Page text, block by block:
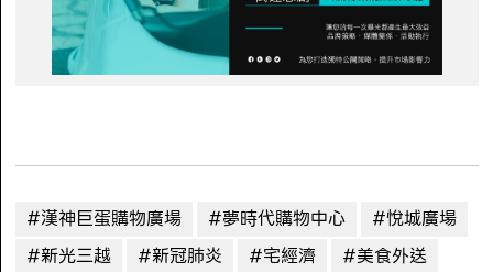
#漢神巨蛋購物廣場 #夢時代購物中心
#悅城廣場
#新光三越
#新冠肺炎 #宅經濟
#美食外送